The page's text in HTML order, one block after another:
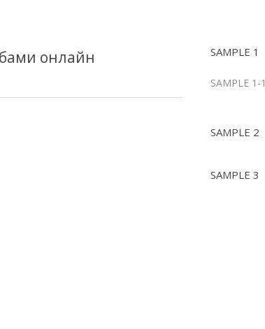
SAMPLE 1
SAMPLE 1-1
SAMPLE 2
SAMPLE 3
онлайн